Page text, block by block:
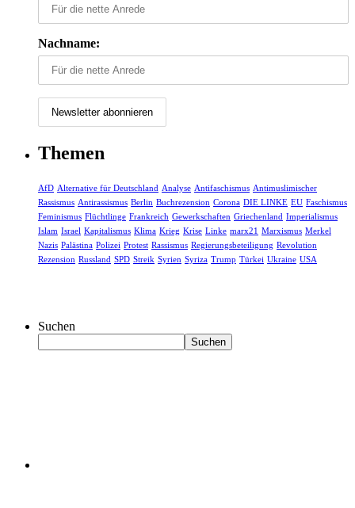
Nachname:
Themen
AfD Alternative für Deutschland Analyse Antifaschismus Antimuslimischer
Rassismus Antirassismus Berlin Buchrezension Corona DIE LINKE EU Faschismus
Feminismus Flüchtlinge Frankreich Gewerkschaften Griechenland Imperialismus
Islam Israel Kapitalismus Klima Krieg Krise Linke marx21 Marxismus Merkel
Nazis Palästina Polizei Protest Rassismus Regierungsbeteiligung Revolution
Rezension Russland SPD Streik Syrien Syriza Trump Türkei Ukraine USA
Suchen
Suchen